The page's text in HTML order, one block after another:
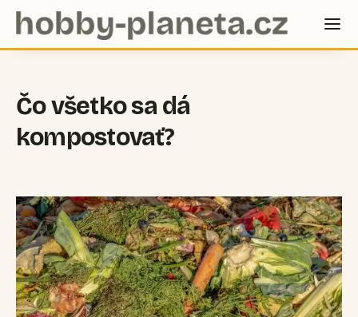
Čo všetko sa dá
kompostovať?